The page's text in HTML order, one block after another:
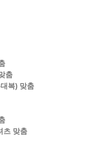
춤
복) 맞춤
츠 맞춤